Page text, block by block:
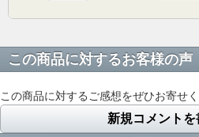
この商品に対するお客様の声
この商品に対するご感想をぜひお寄せく
新規コメント